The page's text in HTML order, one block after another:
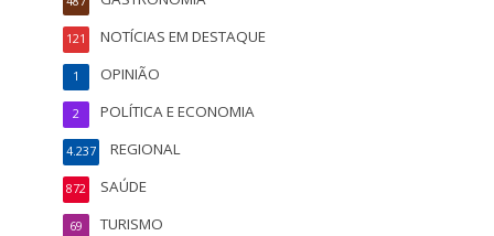
NOTÍCIAS EM DESTAQUE
121
OPINIÃO
1
POLÍTICA E ECONOMIA
2
REGIONAL
4.237
SAÚDE
872
TURISMO
69